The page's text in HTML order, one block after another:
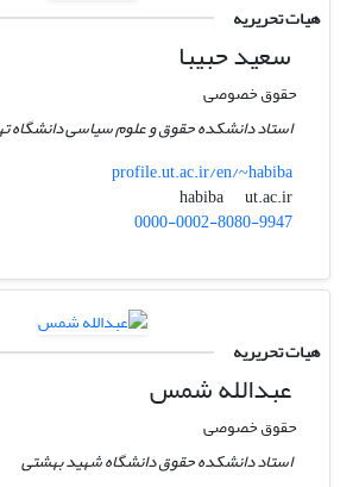
هیات تحریریه
سعید حبیبا
حقوق خصوصی
استاد دانشکده حقوق و علوم سیاسی دانشگاه
profile.ut.ac.ir/en/~habiba
habiba
ut.ac.ir
0000-0002-8080-9947
هیات تحریریه
عبدالله شمس
حقوق خصوصی
استاد دانشکده حقوق دانشگاه شهید بهشتی